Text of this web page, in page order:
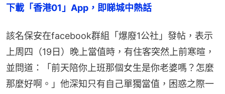
下載「香港01」App，即睇城中熱話
該名保安在facebook群組「爆廢1公社」發帖，表示
上周四（19日）晚上當值時，有住客突然上前寒暄，
並問道：「前天陪你上班那個女生是你老婆嗎？怎麼
那麼好啊。」他深知只有自己單獨當值，困惑之際一